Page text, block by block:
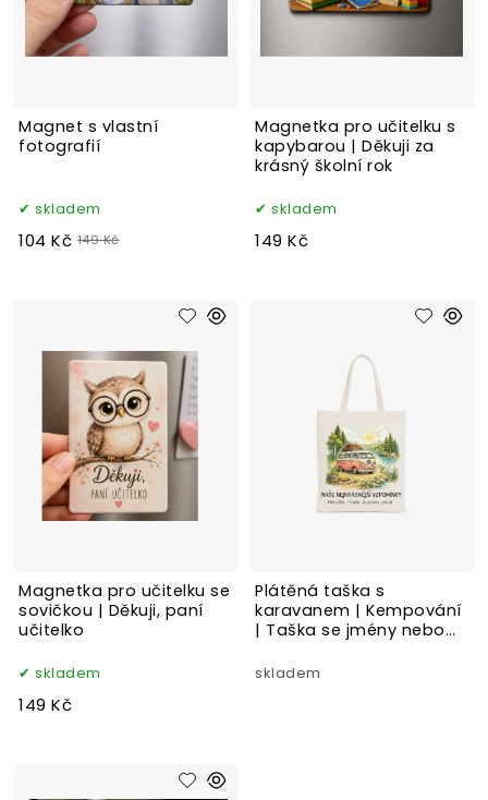
Magnet s vlastní
fotografií
skladem
104 Kč 149 Kč
Magnetka pro učitelku s
kapybarou | Děkuji za
krásný školní rok
skladem
149 Kč
Magnetka pro učitelku se
sovičkou | Děkuji, paní
učitelko
skladem
149 Kč
Plátěná taška s
karavanem | Kempování
| Taška se jmény nebo
skladem